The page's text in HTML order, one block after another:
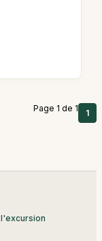
Page 1 de 1 1